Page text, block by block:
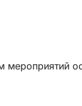
мероприятий